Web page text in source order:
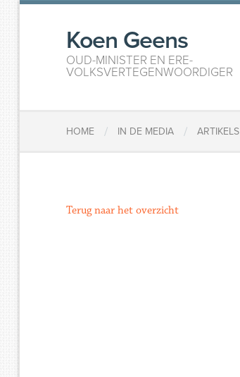
Koen Geens
OUD-MINISTER EN ERE-
VOLKSVERTEGENWOORDIGER
HOME / IN DE MEDIA / ARTIKELS
Terug naar het overzicht